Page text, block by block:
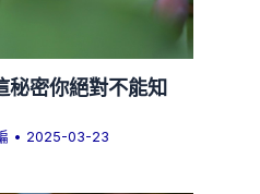
秘密你絕對不能知
• 2025-03-23